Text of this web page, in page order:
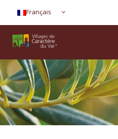
Français